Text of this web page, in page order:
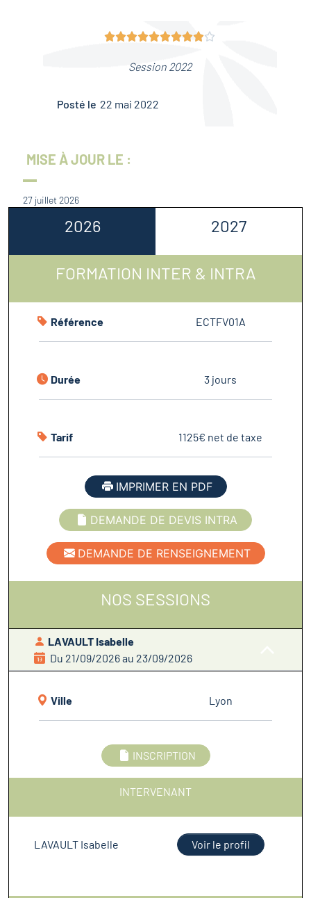

Session 2022
Posté le 22 mai 2022
MISE À JOUR LE :
27 juillet 2026
2026 2027
FORMATION INTER & INTRA
Référence ECTFV01A
Durée 3 jours
Tarif 1125€ net de taxe
IMPRIMER EN PDF
DEMANDE DE DEVIS INTRA
DEMANDE DE RENSEIGNEMENT
NOS SESSIONS
LAVAULT Isabelle
Du 21/09/2026 au 23/09/2026
Ville Lyon
INSCRIPTION
INTERVENANT
LAVAULT Isabelle Voir le profil